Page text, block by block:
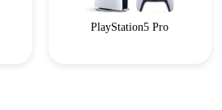
PlayStation5 Pro